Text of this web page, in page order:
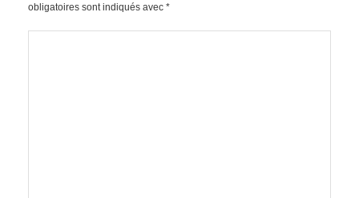
obligatoires sont indiqués avec *